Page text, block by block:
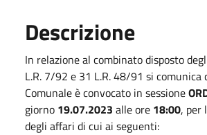
Descrizione
In relazione al combinato disposto
L.R. 7/92 e 31 L.R. 48/91 si comunica
Comunale è convocato in sessione
giorno 19.07.2023 alle ore 18:00, per
degli affari di cui ai seguenti: